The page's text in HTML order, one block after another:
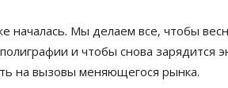
началась. Мы делаем все, чтобы
и чтобы снова зарядится
на вызовы меняющегося рынка.